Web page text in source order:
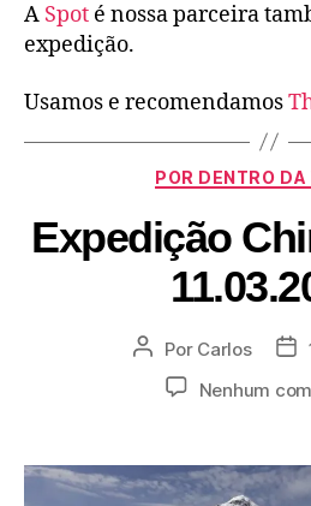
A Spot é nossa parceira
expedição.
Usamos e recomendamos
POR DENTRO DA
Expedição
Por Carlos
Nenhum